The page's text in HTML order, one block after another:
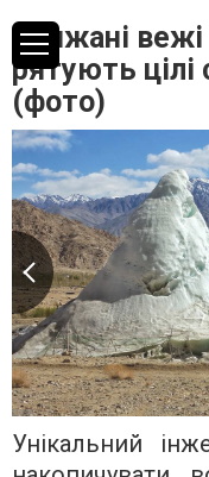
Крижані вежі
рятують цілі
(фото)
Унікальний